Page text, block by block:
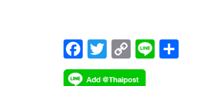
F
ac
T
wi
C
o
Li